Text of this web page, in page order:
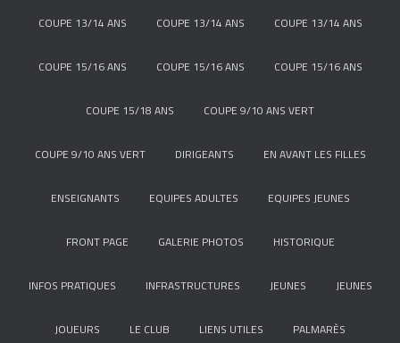
COUPE 13/14 ANS COUPE 13/14 ANS COUPE 13/14 ANS
COUPE 15/16 ANS COUPE 15/16 ANS COUPE 15/16 ANS
COUPE 15/18 ANS COUPE 9/10 ANS VERT
COUPE 9/10 ANS VERT DIRIGEANTS EN AVANT LES FILLES
ENSEIGNANTS EQUIPES ADULTES EQUIPES JEUNES
FRONT PAGE GALERIE PHOTOS HISTORIQUE
INFOS PRATIQUES INFRASTRUCTURES JEUNES JEUNES
JOUEURS LE CLUB LIENS UTILES PALMARÈS